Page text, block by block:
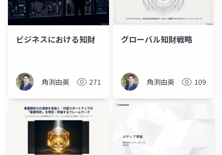
ビジネスにおける知財
角渕由英 271
グローバル知財戦略
角渕由英 109